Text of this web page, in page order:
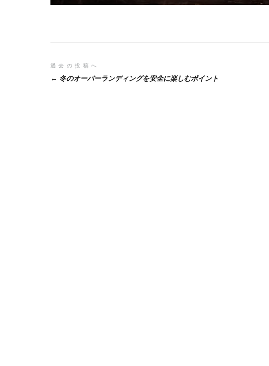
投
稿
過去の投稿へ
冬のオーバーランディングを安全に楽しむポイント